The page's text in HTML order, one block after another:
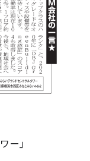
ー」